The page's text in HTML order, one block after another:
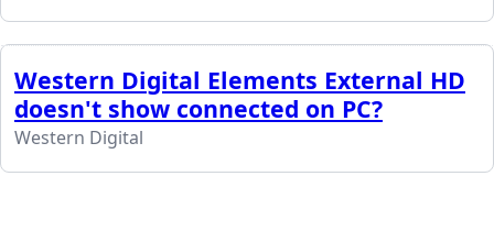
Western Digital Elements External HD
doesn't show connected on PC?
Western Digital